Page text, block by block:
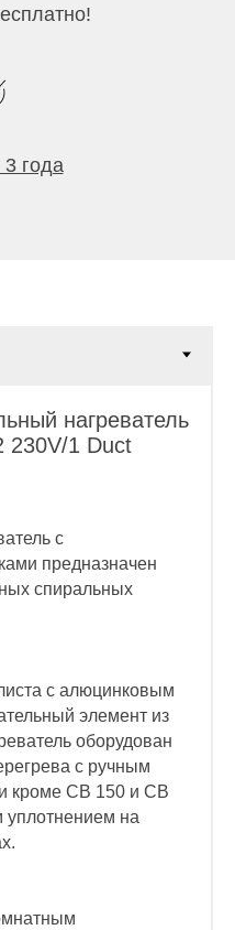
3 года
нагреватель
230V/1 Duct
с
предназначен
спиральных
с алюцинковым
элемент из
оборудован
c ручным
кроме СВ 150 и СВ
на